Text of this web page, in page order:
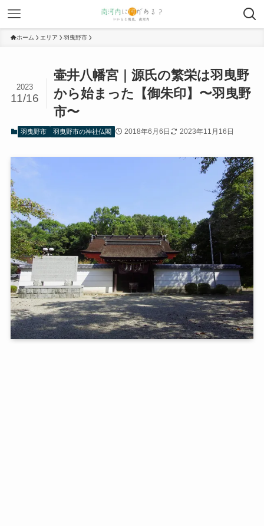
ホーム エリア 羽曳野市
壷井八幡宮｜源氏の繁栄は羽曳野
から始まった【御朱印】〜羽曳野
市〜
2023
11/16
羽曳野市 羽曳野市の神社仏閣 2018年6月6日 2023年11月16日